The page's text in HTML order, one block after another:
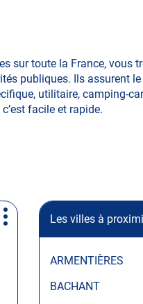
sur toute la France, vous
publiques. Ils assurent
utilitaire, camping-
facile et rapide.
Les villes à
ARMENTIÈRES
BACHANT
Plus
d'options